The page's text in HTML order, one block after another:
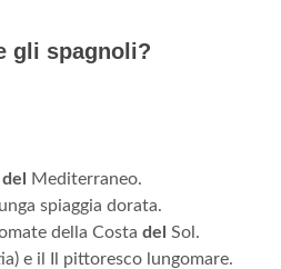
gli spagnoli?
del
Mediterraneo.
spiaggia dorata.
della Costa del Sol.
e il Il pittoresco lungomare.